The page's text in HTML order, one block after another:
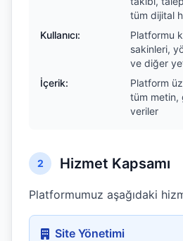
tüm dijital
Kullanıcı:
Platformu
sakinleri,
ve diğer
İçerik:
Platform
tüm metin,
veriler
2 Hizmet Kapsamı
Platformumuz aşağıdaki
Site Yönetimi